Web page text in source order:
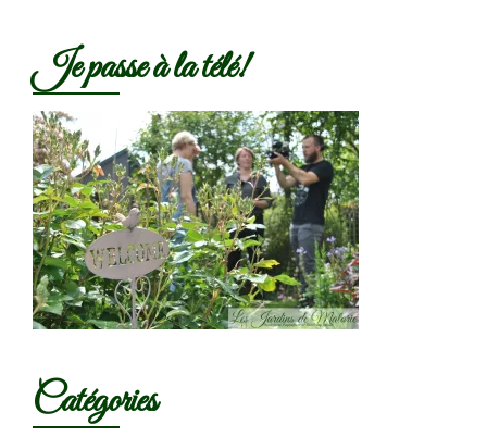
Je passe à la télé!
Catégories